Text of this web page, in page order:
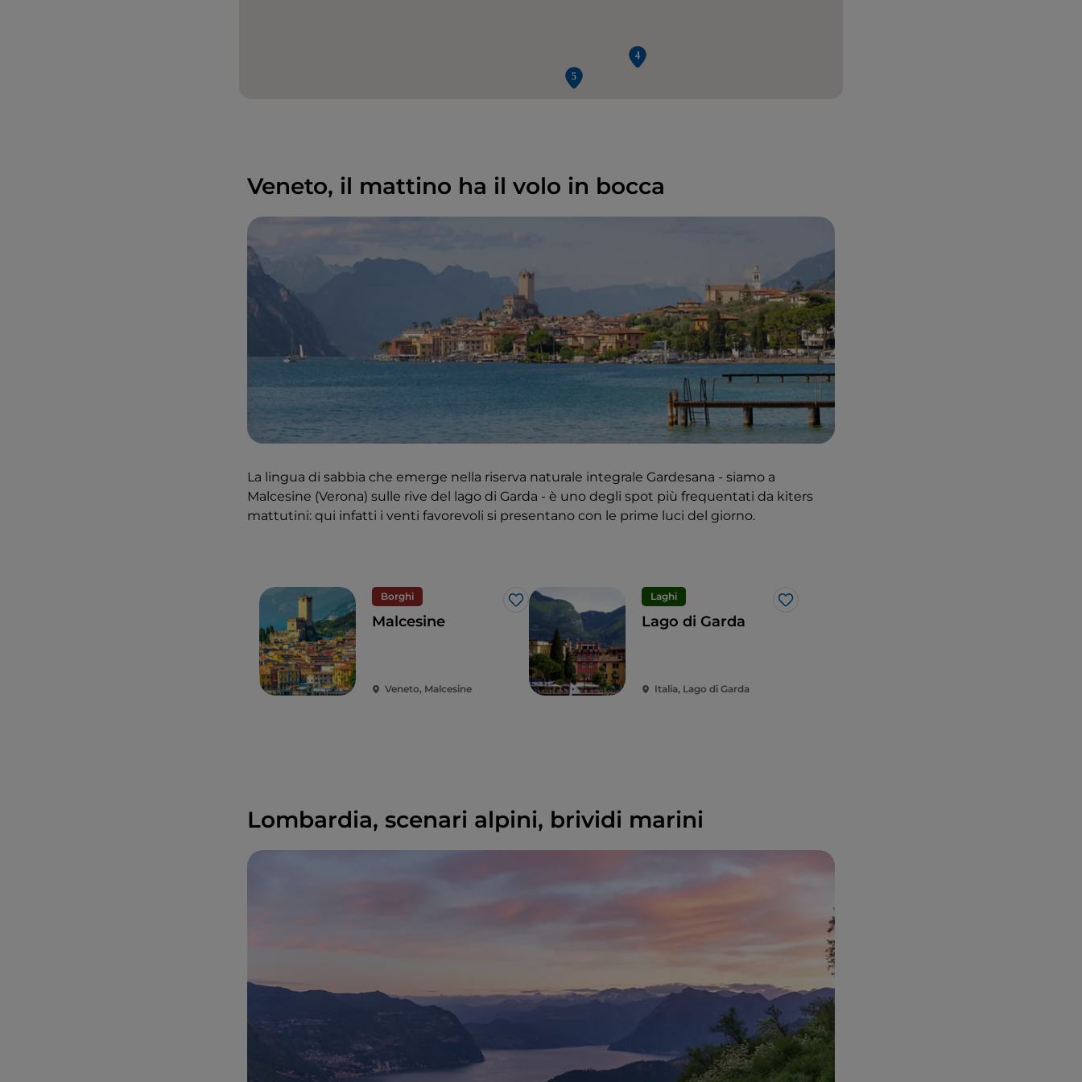
Veneto, il mattino ha il volo in bocca
La lingua di sabbia che emerge nella riserva naturale integrale Gardesana - siamo a
Malcesine (Verona) sulle rive del lago di Garda - è uno degli spot più frequentati da kiters
mattutini: qui infatti i venti favorevoli si presentano con le prime luci del giorno.
Borghi
Like
Malcesine
Veneto, Malcesine
Laghi
Like
Lago di Garda
Italia, Lago di Garda
Lombardia, scenari alpini, brividi marini